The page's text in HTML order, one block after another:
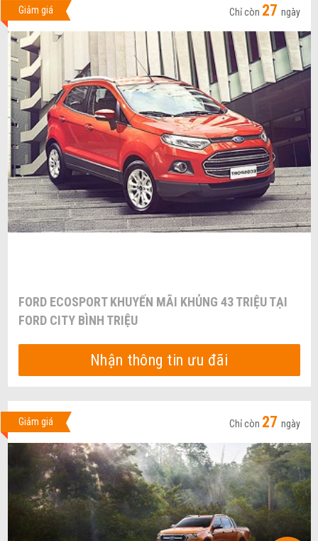
Giảm giá Chỉ còn 27 ngày
FORD ECOSPORT KHUYẾN MÃI KHỦNG 43 TRIỆU TẠI
FORD CITY BÌNH TRIỆU
Nhận thông tin ưu đãi
Giảm giá Chỉ còn 27 ngày